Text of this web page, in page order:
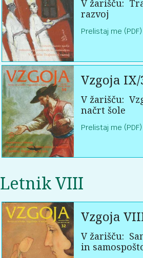
V žarišču:
razvoj
Prelistaj me (PDF)
Vzgoja IX/
V žarišču:
načrt šole
Prelistaj me (PDF)
Letnik VIII
Vzgoja
V žarišču:
in